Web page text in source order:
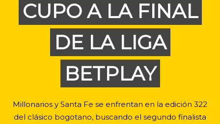
CUPO A LA FINAL
DE LA LIGA
BETPLAY
Millonarios y Santa Fe se enfrentan en la edición 322
del clásico bogotano, buscando el segundo finalista